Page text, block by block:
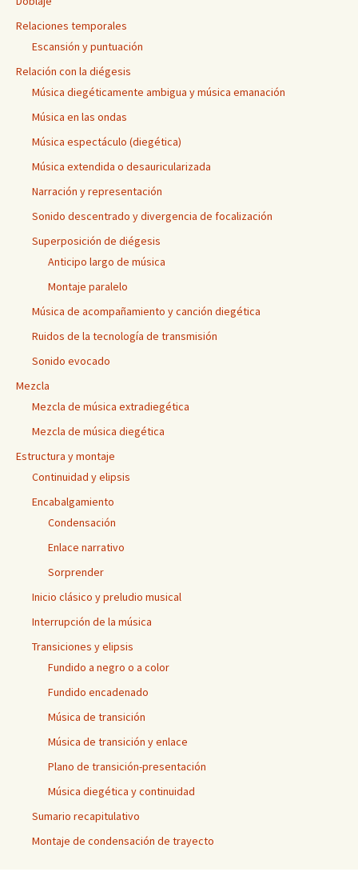
Relaciones temporales
Escansión y puntuación
Relación con la diégesis
Música diegéticamente ambigua y música emanación
Música en las ondas
Música espectáculo (diegética)
Música extendida o desauricularizada
Narración y representación
Sonido descentrado y divergencia de focalización
Superposición de diégesis
Anticipo largo de música
Montaje paralelo
Música de acompañamiento y canción diegética
Ruidos de la tecnología de transmisión
Sonido evocado
Mezcla
Mezcla de música extradiegética
Mezcla de música diegética
Estructura y montaje
Continuidad y elipsis
Encabalgamiento
Condensación
Enlace narrativo
Sorprender
Inicio clásico y preludio musical
Interrupción de la música
Transiciones y elipsis
Fundido a negro o a color
Fundido encadenado
Música de transición
Música de transición y enlace
Plano de transición-presentación
Música diegética y continuidad
Sumario recapitulativo
Montaje de condensación de trayecto